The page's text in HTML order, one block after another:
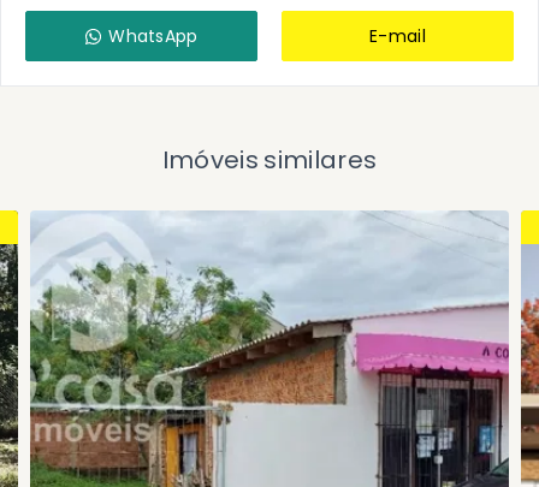
WhatsApp E-mail
Imóveis similares